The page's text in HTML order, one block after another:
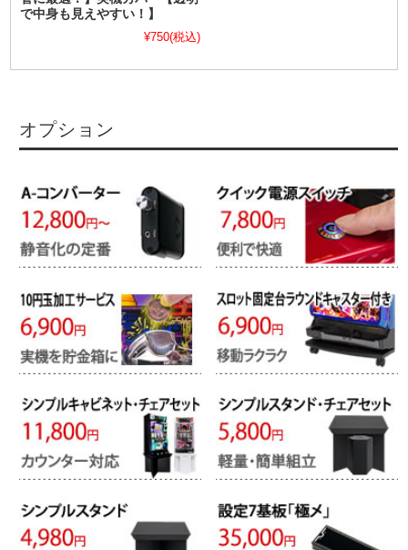
で中身も見えやすい！】
¥750(税込)
オプション